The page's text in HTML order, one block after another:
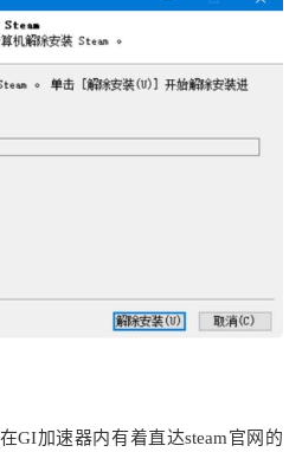
GI加速器内有着直达steam官网的